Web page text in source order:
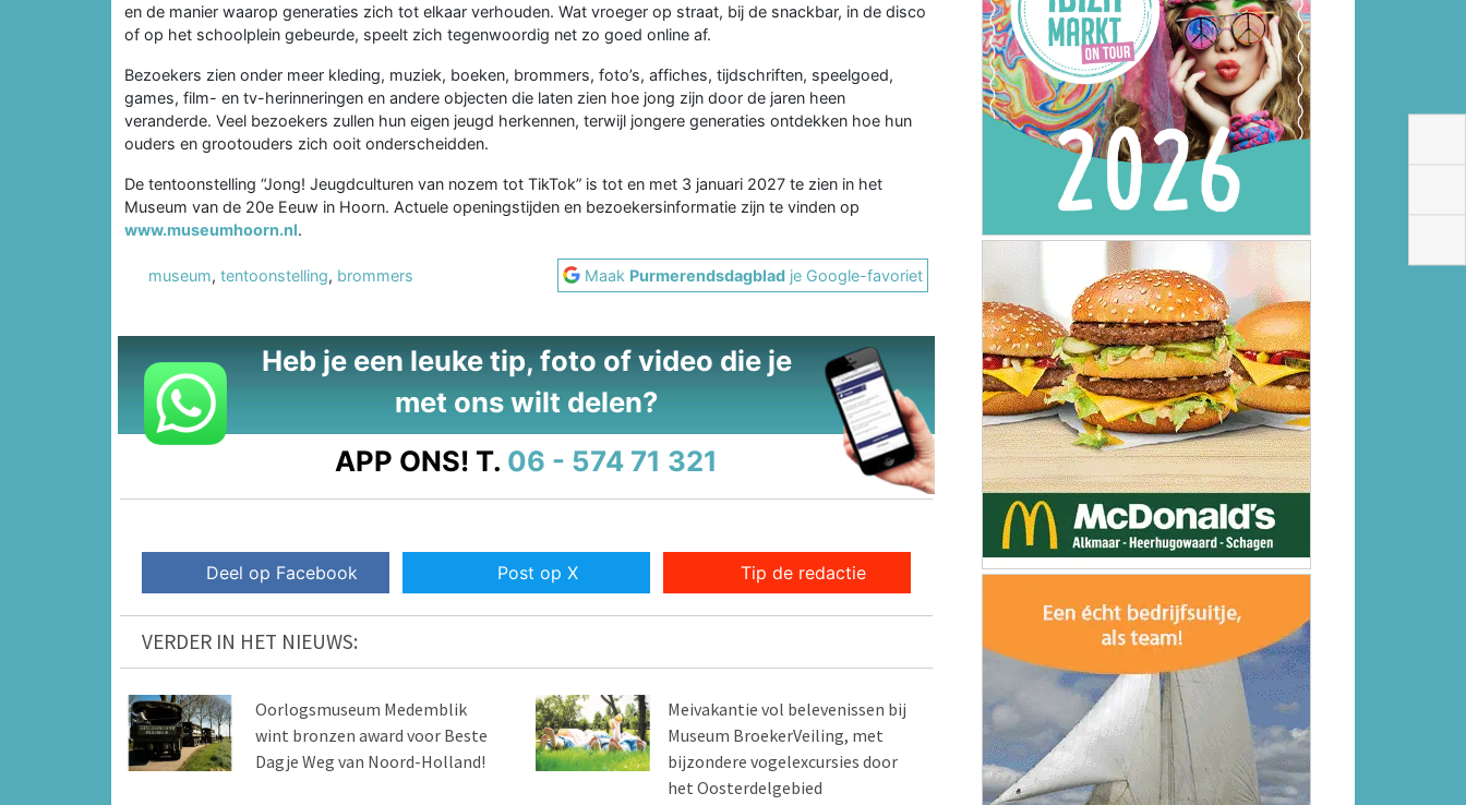
en de manier waarop generaties zich tot elkaar verhouden. Wat vroeger op straat, bij de snackbar, in de disco
of op het schoolplein gebeurde, speelt zich tegenwoordig net zo goed online af.
Bezoekers zien onder meer kleding, muziek, boeken, brommers, foto’s, affiches, tijdschriften, speelgoed,
games, film- en tv-herinneringen en andere objecten die laten zien hoe jong zijn door de jaren heen
veranderde. Veel bezoekers zullen hun eigen jeugd herkennen, terwijl jongere generaties ontdekken hoe hun
ouders en grootouders zich ooit onderscheidden.
De tentoonstelling “Jong! Jeugdculturen van nozem tot TikTok” is tot en met 3 januari 2027 te zien in het
Museum van de 20e Eeuw in Hoorn. Actuele openingstijden en bezoekersinformatie zijn te vinden op
www.museumhoorn.nl.
museum, tentoonstelling, brommers Maak Purmerendsdagblad je Google-favoriet
Heb je een leuke tip, foto of video die je
met ons wilt delen?
APP ONS! T. 06 - 574 71 321
Deel op Facebook Post op X Tip de redactie
VERDER IN HET NIEUWS:
Oorlogsmuseum Medemblik
wint bronzen award voor Beste
Dagje Weg van Noord-Holland!
Meivakantie vol belevenissen bij
Museum BroekerVeiling, met
bijzondere vogelexcursies door
het Oosterdelgebied